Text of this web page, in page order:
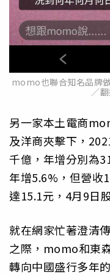
momo也聯合知名品牌
／
另一家本土電商
及洋商夾擊下，
千億，年增分別為
年增5.6%，但營收
達15.1元，4月9日
就在網家忙著澄清
之際，momo和東
轉向中國盛行多年